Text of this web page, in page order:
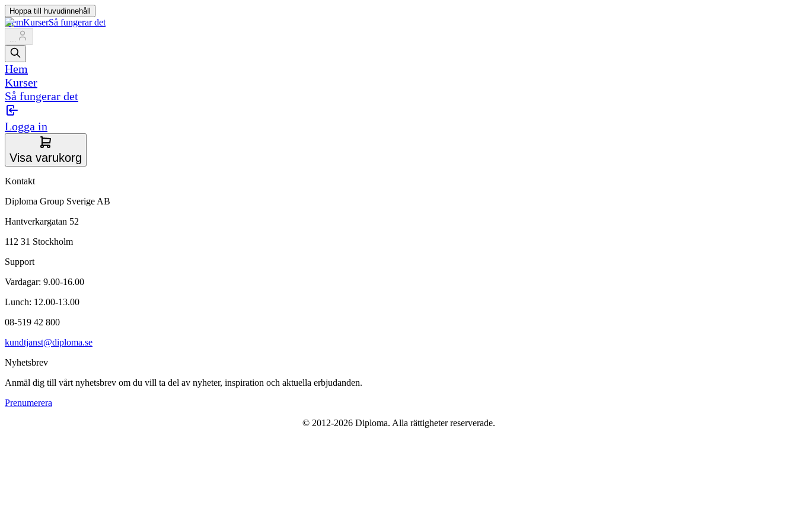
Hoppa till huvudinnehåll
HemKurserSå fungerar det
...
Hem
Kurser
Så fungerar det
Logga in
Visa varukorg
Kontakt
Diploma Group Sverige AB
Hantverkargatan 52
112 31 Stockholm
Support
Vardagar: 9.00-16.00
Lunch: 12.00-13.00
08-519 42 800
kundtjanst@diploma.se
Nyhetsbrev
Anmäl dig till vårt nyhetsbrev om du vill ta del av nyheter, inspiration och aktuella erbjudanden.
Prenumerera
© 2012-2026Diploma. Alla rättigheter reserverade.